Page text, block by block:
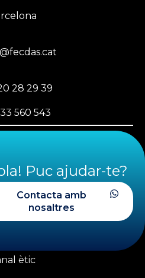
28 29 39
560 543
federativa
FECDAS
privada
ètic
Puc ajudar-te?
Contacta amb
nosaltres